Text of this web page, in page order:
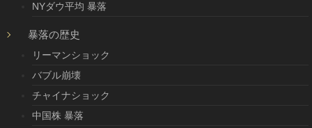
NYダウ平均 暴落
暴落の歴史
リーマンショック
バブル崩壊
チャイナショック
中国株 暴落